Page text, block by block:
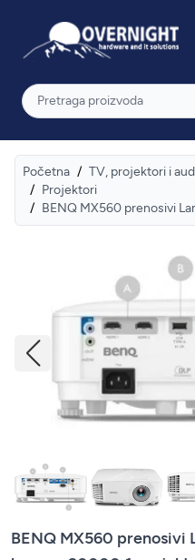
Overnight
Pretraga
Početna / TV, projektori i
/ Projektori
/
BENQ MX560 prenosivi